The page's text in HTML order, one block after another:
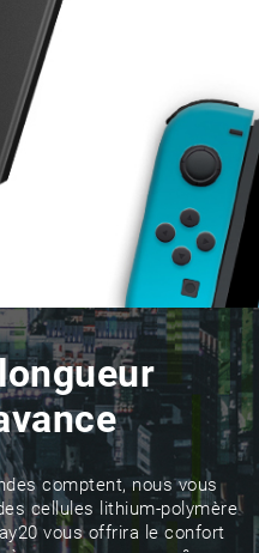
comptent, nous vous
cellules lithium-polymère
vous offrira le confort